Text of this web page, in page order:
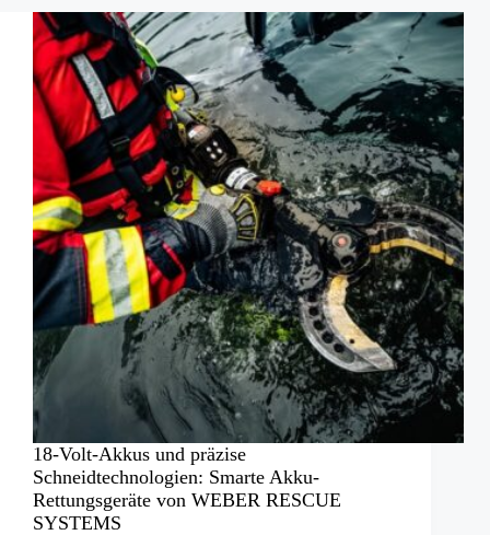
für
die
OrtsFw
Jameln
18-Volt-Akkus und präzise
Schneidtechnologien: Smarte Akku-
Rettungsgeräte von WEBER RESCUE
SYSTEMS